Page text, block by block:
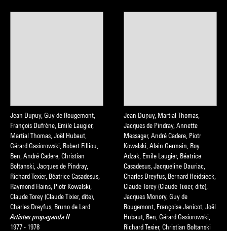
Jean Dupuy, Guy de Rougemont,
François Dufrène, Emile Laugier,
Martial Thomas, Joël Hubaut,
Gérard Gasiorowski, Robert Filliou,
Ben, André Cadere, Christian
Boltanski, Jacques de Pindray,
Richard Texier, Béatrice Casadesus,
Raymond Hains, Piotr Kowalski,
Claude Torey (Claude Tixier, dite),
Charles Dreyfus, Bruno de Lard
Artistes propaganda II
1977 - 1978
Jean Dupuy, Martial Thomas,
Jacques de Pindray, Annette
Messager, André Cadere, Piotr
Kowalski, Alain Germain, Roy
Adzak, Emile Laugier, Béatrice
Casadesus, Jacqueline Dauriac,
Charles Dreyfus, Bernard Heidsieck,
Claude Torey (Claude Tixier, dite),
Jacques Monory, Guy de
Rougemont, Françoise Janicot, Joël
Hubaut, Ben, Gérard Gasiorowski,
Richard Texier, Christian Boltanski